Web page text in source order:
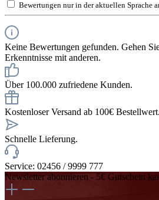
Bewertungen nur in der aktuellen Sprache
Keine Bewertungen gefunden. Gehen
Erkenntnisse mit anderen.
Über 100.000 zufriedene Kunden.
Kostenloser Versand ab 100€ Bestellwert.
Schnelle Lieferung.
Service: 02456 / 9999 777
Newsletter abonnieren - 5€ Gutschein